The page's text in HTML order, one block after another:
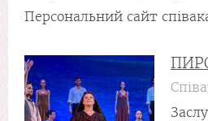
Персональний сайт